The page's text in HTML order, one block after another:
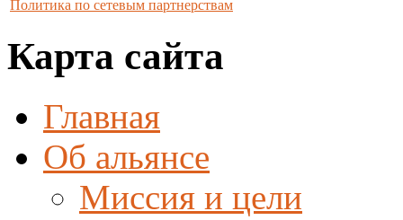
Политика по сетевым партнерствам
Карта сайта
Главная
Об альянсе
Миссия и цели